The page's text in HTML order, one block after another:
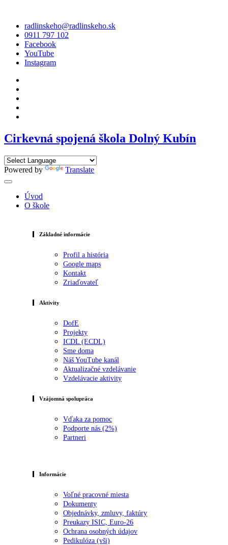
contentradlinskeho@radlinskeho.sk
0911 797 102
Facebook
YouTube
Instagram
Cirkevná spojená škola Dolný Kubín
Powered by Translate
Úvod
O škole
Základné informácie
Profil a história
Google maps
Kontakt
Zriaďovateľ
Aktivity
DofE
Projekty
ICDL (ECDL)
Sme doma
Náš YouTube kanál
Aktualizačné vzdelávanie
Vzdelávacie aktivity
Vzájomná spolupráca
Vďaka za pomoc
Podporte nás (2%)
Partneri
Informácie
Voľné pracovné miesta
Dokumenty
Objednávky, zmluvy, faktúry
Preukazy ISIC, Euro-26
Ochrana osobných údajov
Pedikulóza (vši)